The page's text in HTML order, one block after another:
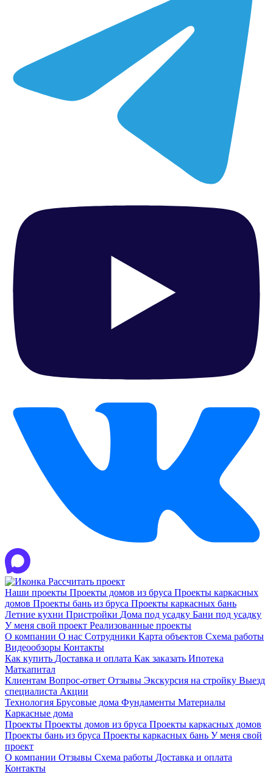
Рассчитать проект
Наши проекты Проекты домов из бруса Проекты каркасных
домов Проекты бань из бруса Проекты каркасных бань
Летние кухни Пристройки Дома под усадку Бани под усадку
У меня свой проект Реализованные проекты
О компании О нас Сотрудники Карта объектов Схема работы
Видеообзоры Контакты
Как купить Доставка и оплата Как заказать Ипотека
Маткапитал
Клиентам Вопрос-ответ Отзывы Экскурсия на стройку Выезд
специалиста Акции
Технология Брусовые дома Фундаменты Материалы
Каркасные дома
Проекты Проекты домов из бруса Проекты каркасных домов
Проекты бань из бруса Проекты каркасных бань У меня свой
проект
О компании Отзывы Схема работы Доставка и оплата
Контакты